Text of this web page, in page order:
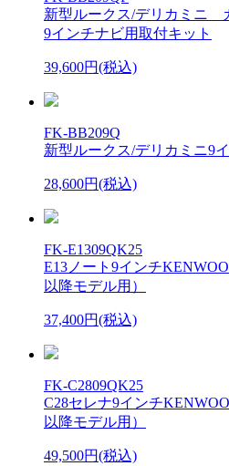
新型ルークス/デリカミニ
9インチナビ用取付キット
39,600円(税込)
FK-BB209Q
新型ルークス/デリカミニ9
28,600円(税込)
FK-E1309QK25
E13ノート9インチ
以降モデル用）
37,400円(税込)
FK-C2809QK25
C28セレナ9インチ
以降モデル用）
49,500円(税込)